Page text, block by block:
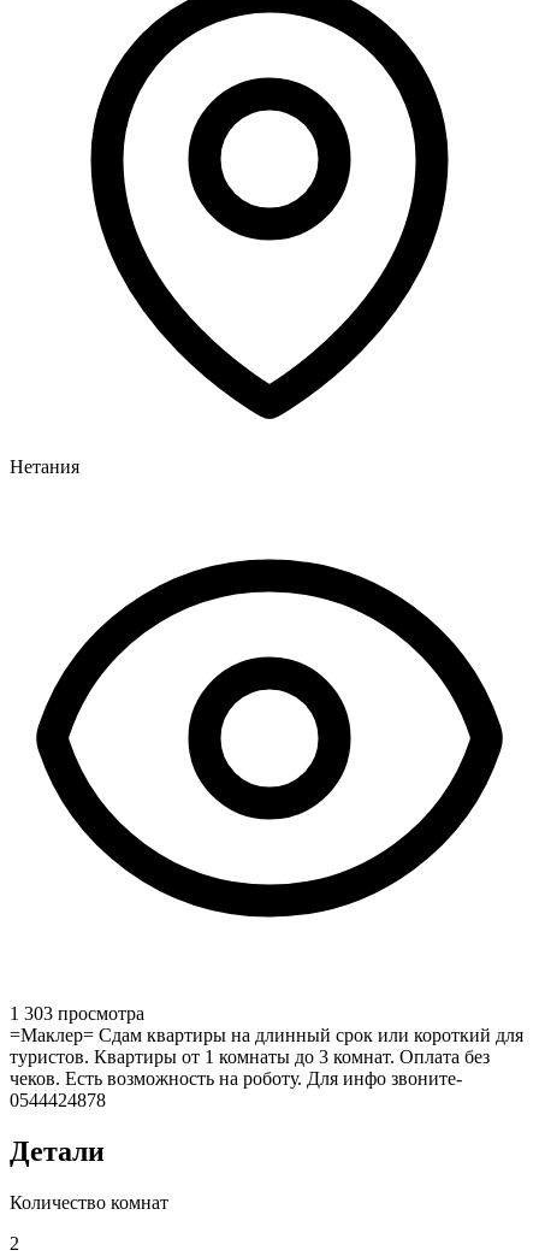
Нетания
1 303 просмотра
=Маклер= Сдам квартиры на длинный срок или короткий для
туристов. Квартиры от 1 комнаты до 3 комнат. Оплата без
чеков. Есть возможность на роботу. Для инфо звоните-
0544424878
Детали
Количество комнат
2